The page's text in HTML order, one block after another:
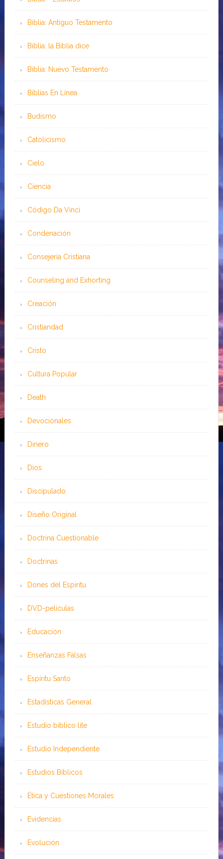
Biblia: Antiguo Testamento
Biblia: la Biblia dice
Biblia: Nuevo Testamento
Bíblias En Línea
Budismo
Catolicismo
Cielo
Ciencia
Código Da Vinci
Condenación
Consejería Cristiana
Counseling and Exhorting
Creación
Cristiandad
Cristo
Cultura Popular
Death
Devocionales
Dinero
Dios
Discipulado
Diseño Original
Doctrina Cuestionable
Doctrinas
Dones del Espíritu
DVD-peliculas
Educación
Enseñanzas Falsas
Espíritu Santo
Estadísticas General
Estudio bíblico lite
Estudio Independiente
Estudios Bíblicos
Ética y Cuestiones Morales
Evidencias
Evolución